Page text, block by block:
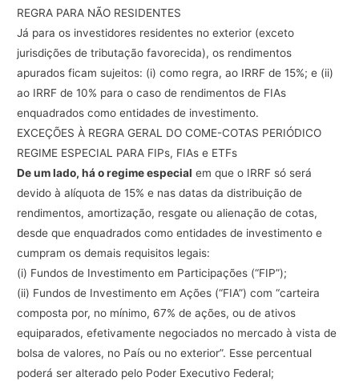
REGRA PARA NÃO RESIDENTES
Já para os investidores residentes no exterior (exceto
jurisdições de tributação favorecida), os rendimentos
apurados ficam sujeitos: (i) como regra, ao IRRF de 15%; e (ii)
ao IRRF de 10% para o caso de rendimentos de FIAs
enquadrados como entidades de investimento.
EXCEÇÕES À REGRA GERAL DO COME-COTAS PERIÓDICO
REGIME ESPECIAL PARA FIPs, FIAs e ETFs
Deumlado, háoregimeespecial em que o IRRF só será
devido à alíquota de 15% e nas datas da distribuição de
rendimentos, amortização, resgate ou alienação de cotas,
desde que enquadrados como entidades de investimento e
cumpram os demais requisitos legais:
(i) Fundos de Investimento em Participações (“FIP”);
(ii) Fundos de Investimento em Ações (“FIA”) com “carteira
composta por, no mínimo, 67% de ações, ou de ativos
equiparados, efetivamente negociados no mercado à vista de
bolsa de valores, no País ou no exterior”. Esse percentual
poderá ser alterado pelo Poder Executivo Federal;